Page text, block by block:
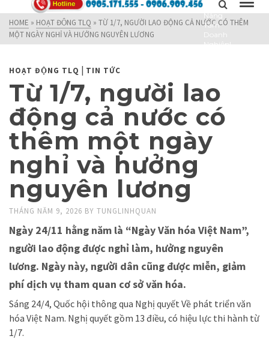
Kết Nối,
Nâng
Tầm
Doanh
Nghiệp!
HOME » HOẠT ĐỘNG TLQ » TỪ 1/7, NGƯỜI LAO ĐỘNG CẢ NƯỚC CÓ THÊM
MỘT NGÀY NGHỈ VÀ HƯỞNG NGUYÊN LƯƠNG
HOẠT ĐỘNG TLQ | TIN TỨC
Từ 1/7, người lao
động cả nước có
thêm một ngày
nghỉ và hưởng
nguyên lương
THÁNG NĂM 9, 2026 BY TUNGLINHQUAN
Ngày 24/11 hằng năm là “Ngày Văn hóa Việt Nam”,
người lao động được nghỉ làm, hưởng nguyên
lương. Ngày này, người dân cũng được miễn, giảm
phí dịch vụ tham quan cơ sở văn hóa.
Sáng 24/4, Quốc hội thông qua Nghị quyết Về phát triển văn
hóa Việt Nam. Nghị quyết gồm 13 điều, có hiệu lực thi hành từ
1/7.